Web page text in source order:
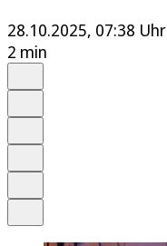
28.10.2025, 07:38 Uhr
2 min